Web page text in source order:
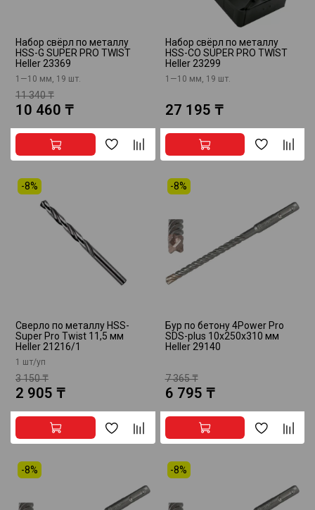
Набор свёрл по металлу
HSS-G SUPER PRO TWIST
Heller 23369
1—10 мм, 19 шт.
11 340 ₸
10 460 ₸
Набор свёрл по металлу
HSS-CO SUPER PRO TWIST
Heller 23299
1—10 мм, 19 шт.
27 195 ₸
-8%
Сверло по металлу HSS-
Super Pro Twist 11,5 мм
Heller 21216/1
1 шт/уп
3 150 ₸
2 905 ₸
-8%
Бур по бетону 4Power Pro
SDS-plus 10х250х310 мм
Heller 29140
7 365 ₸
6 795 ₸
-8% -8%